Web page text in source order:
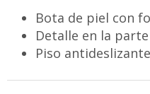
Bota de piel con
Detalle en la
Piso